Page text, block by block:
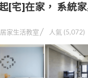
[宅]在家， 系統
居家生活教室 人氣 (5,072)